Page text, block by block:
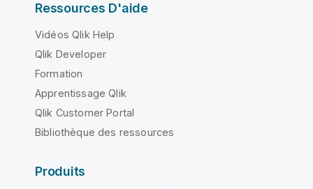
Ressources D'aide
Vidéos Qlik Help
Qlik Developer
Formation
Apprentissage Qlik
Qlik Customer Portal
Bibliothèque des ressources
Produits